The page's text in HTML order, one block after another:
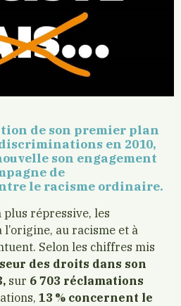
de son premier plan
en 2010,
son engagement
de
le racisme ordinaire.
répressive, les
au racisme et à
Selon les chiffres mis
des droits dans son
sur 6 703 réclamations
13 % concernent le